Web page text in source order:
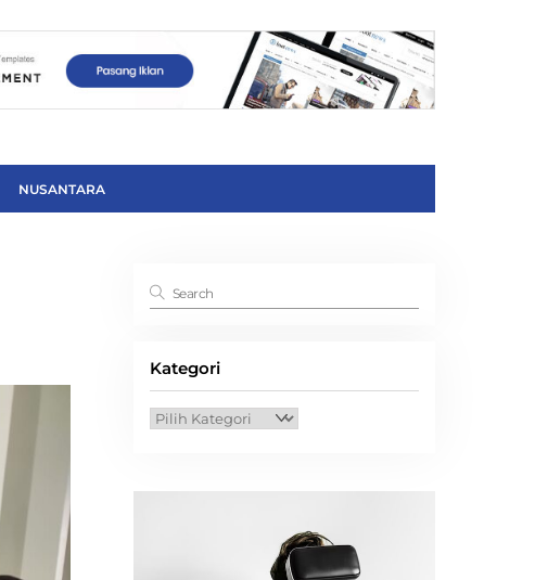
NUSANTARA
Kategori
Kategori